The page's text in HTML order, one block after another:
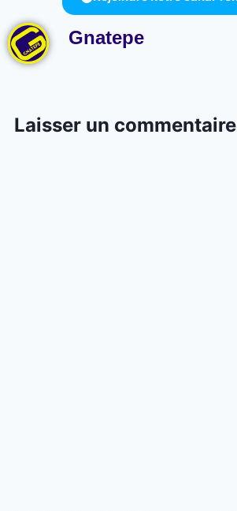
Gnatepe
Laisser un commentaire